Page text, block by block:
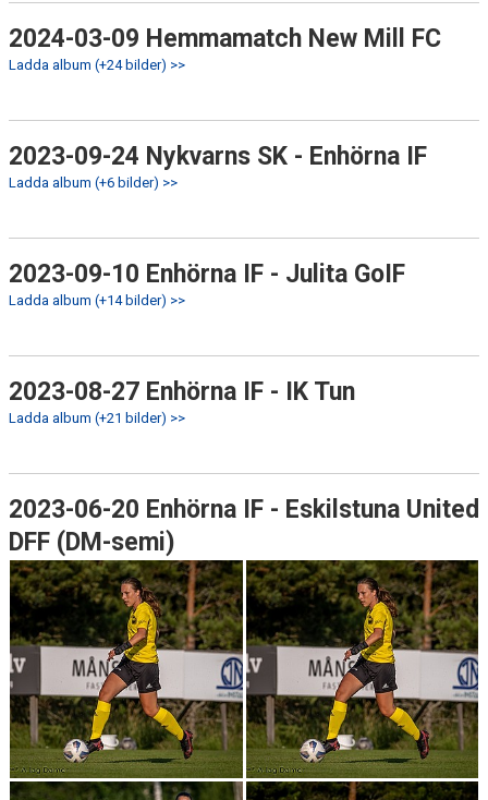
2024-03-09 Hemmamatch New Mill FC
Ladda album (+24 bilder) >>
2023-09-24 Nykvarns SK - Enhörna IF
Ladda album (+6 bilder) >>
2023-09-10 Enhörna IF - Julita GoIF
Ladda album (+14 bilder) >>
2023-08-27 Enhörna IF - IK Tun
Ladda album (+21 bilder) >>
2023-06-20 Enhörna IF - Eskilstuna United
DFF (DM-semi)